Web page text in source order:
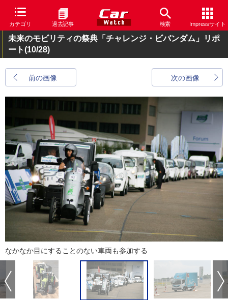
カテゴリ 過去記事 検索 Impressサイト
未来のモビリティの祭典「チャレンジ・ビバンダム」リポ
ート(10/28)
前の画像 次の画像
なかなか目にすることのない車両も参加する